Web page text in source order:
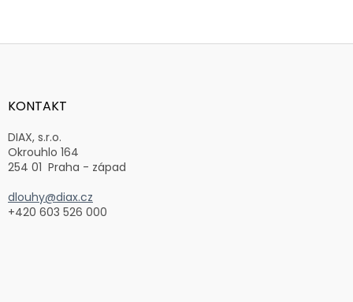
Z
aKONTAKT
DIAX, s.r.o.
Okrouhlo 164
254 01 Praha - západ
dlouhy@diax.cz
+420 603 526 000